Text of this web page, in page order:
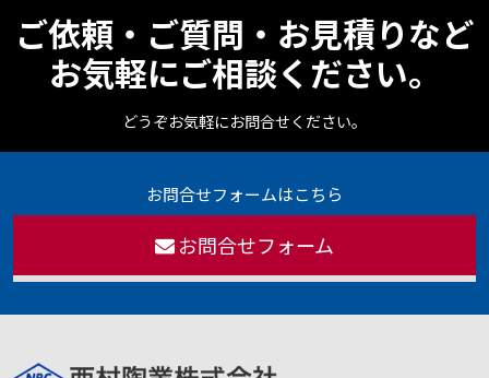
ご依頼・ご質問・お見積りなど
お気軽にご相談ください。
どうぞお気軽にお問合せください。
お問合せフォームはこちら
お問合せフォーム